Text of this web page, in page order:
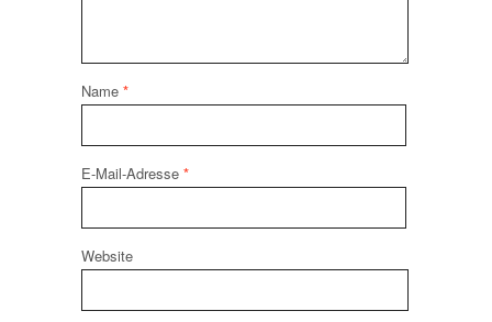
Name *
E-Mail-Adresse *
Website